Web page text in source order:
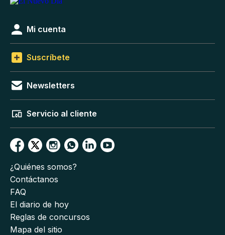
Mi cuenta
Suscríbete
Newsletters
Servicio al cliente
¿Quiénes somos?
Contáctanos
FAQ
El diario de hoy
Reglas de concursos
Mapa del sitio